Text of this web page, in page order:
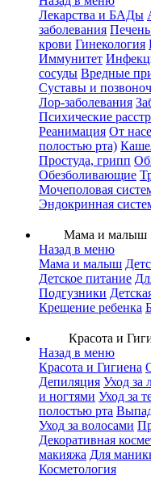
Лекарства и БАДы
заболевания
крови Гинекология
Иммунитет
сосуды Вредные
Суставы и
Лор-заболевания
Психические
Реанимация От
полостью рта)
Простуда, грипп
Обезболивающие
Мочеполовая
Эндокринная
Мама и малыш
Назад в меню
Мама и малыш
Детское питание
Подгузники
Крещение ребенка
Красота и
Назад в меню
Красота и Гигиена
Депиляция Уход за
и ногтями Уход за
полостью рта
Уход за волосами
Декоративная
макияжа Для
Косметология